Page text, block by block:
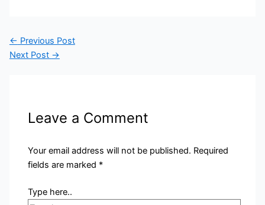
← Previous Post
Next Post →
Leave a Comment
Your email address will not be published. Required
fields are marked *
Type here..